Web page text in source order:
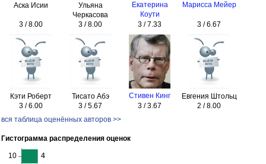
Аска Исии
3 / 8.00
Ульяна
Черкасова
3 / 8.00
Екатерина
Коути
3 / 7.33
Марисса Мейер
3 / 6.67
Кэти Роберт
3 / 6.00
Тисато Абэ
3 / 5.67
Стивен Кинг
3 / 3.67
Евгения Штольц
2 / 8.00
вся таблица оценённых авторов >>
Гистограмма распределения оценок